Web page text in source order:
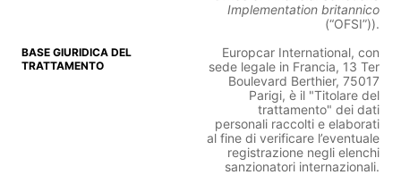
Implementation britannico
(“OFSI”)).
Europcar International, con
sede legale in Francia, 13 Ter
Boulevard Berthier, 75017
Parigi, è il "Titolare del
trattamento" dei dati
personali raccolti e elaborati
al fine di verificare l’eventuale
registrazione negli elenchi
sanzionatori internazionali.